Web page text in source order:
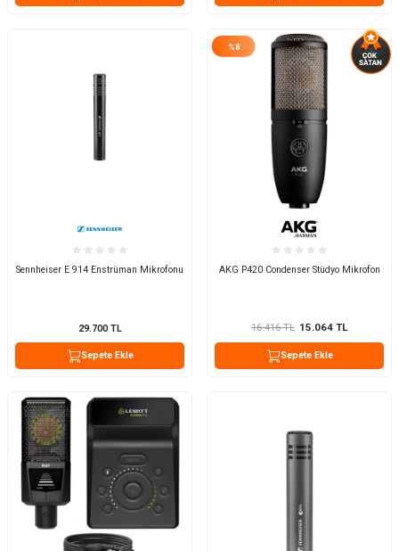
Sennheiser E 914 Enstrüman Mikrofonu
29.700TL
Sepete Ekle
%8
AKG P420 Condenser Stüdyo Mikrofon
16.416TL 15.064 TL
Sepete Ekle